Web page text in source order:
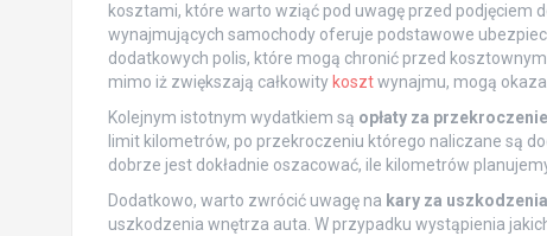
kosztami, które warto wziąć pod uwagę przed podjęciem
wynajmujących samochody oferuje podstawowe
dodatkowych polis, które mogą chronić przed
mimo iż zwiększają całkowity kosztwynajmu, mogą
Kolejnym istotnym wydatkiem są opłaty za
limit kilometrów, po przekroczeniu którego naliczane są
dobrze jest dokładnie oszacować, ile kilometrów
Dodatkowo, warto zwrócić uwagę na kary za uszkodzenia
uszkodzenia wnętrza auta. W przypadku wystąpienia